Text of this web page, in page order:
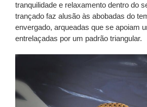
tranquilidade e relaxamento dentro do
trançado faz alusão às abobadas do
envergado, arqueadas que se apoiam
entrelaçadas por um padrão triangular.